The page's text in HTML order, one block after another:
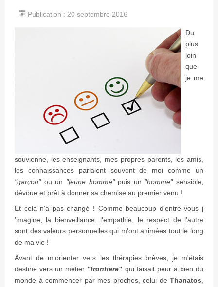
Publication : 20 septembre 2016
Du
plus
loin
que
je me
souvienne, les enseignants, mes propres parents, les amis,
les connaissances parlaient souvent de moi comme un
"garçon"ou un "jeune homme"puis un "homme"sensible,
dévoué et prêt à donner sa chemise au premier venu !
Et cela n'a pas changé ! Comme beaucoup d'entre vous j
'imagine, la bienveillance, l'empathie, le respect de l'autre
sont des valeurs personnelles qui m'ont animées tout le long
de ma vie !
Avant de m'orienter vers les thérapies brèves, je m'étais
destiné vers un métier "frontière" qui faisait peur à bien du
monde à commencer par mes proches, celui de Thanatos,